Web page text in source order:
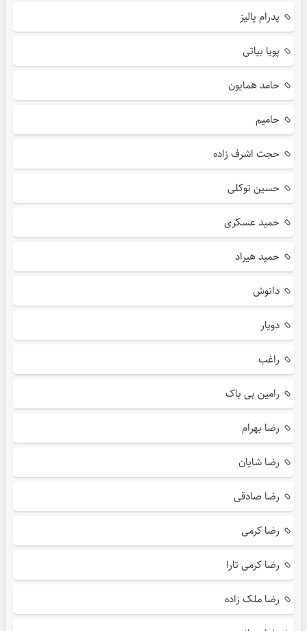
پدرام پالیز
پویا بیاتی
حامد همایون
حامیم
حجت اشرف زاده
حسین توکلی
حمید عسکری
حمید هیراد
دانوش
دویار
راغب
رامین بی باک
رضا بهرام
رضا شایان
رضا صادقی
رضا کرمی
رضا کرمی تارا
رضا ملک زاده